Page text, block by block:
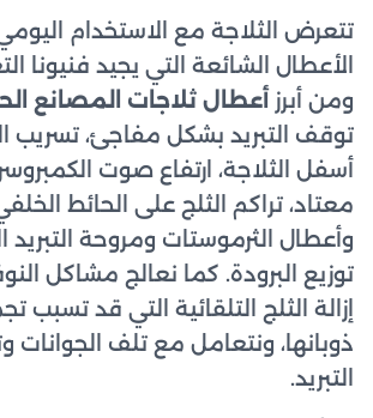
تتعرض الثلاجة مع الاستخدام
الأعطال الشائعة التي يجيد فنيونا
ومن أبرز أعطال ثلاجات المصانع
توقف التبريد بشكل مفاجئ، تسريب
أسفل الثلاجة، ارتفاع صوت
معتاد، تراكم الثلج على الحائط
وأعطال الثرموستات ومروحة التبريد
توزيع البرودة. كما نعالج مشاكل
إزالة الثلج التلقائية التي قد تسبب
ذوبانها، ونتعامل مع تلف الجوانات
التبريد.